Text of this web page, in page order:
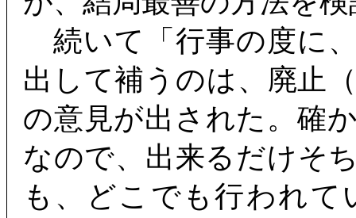
続いて「行事の度に
出して補うのは、廃止
の意見が出された。確
なので、出来るだけそ
も、どこでも行われ